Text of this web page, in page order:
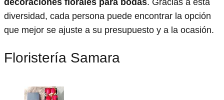
decoraciones florales para bodas. Gracias a esta
diversidad, cada persona puede encontrar la opción
que mejor se ajuste a su presupuesto y a la ocasión.
Floristería Samara